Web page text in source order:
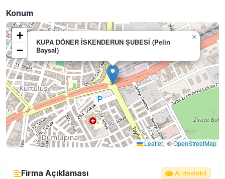
Konum
KUPA DÖNER İSKENDERUN ŞUBESİ (Pelin
Baysal)
×
+
−
Leaflet| ©OpenStreetMap
Firma Açıklaması AI destekli